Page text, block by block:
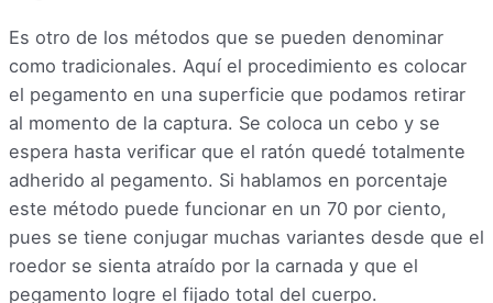
Es otro de los métodos que se pueden denominar
como tradicionales. Aquí el procedimiento es colocar
el pegamento en una superficie que podamos retirar
al momento de la captura. Se coloca un cebo y se
espera hasta verificar que el ratón quedé totalmente
adherido al pegamento. Si hablamos en porcentaje
este método puede funcionar en un 70 por ciento,
pues se tiene conjugar muchas variantes desde que el
roedor se sienta atraído por la carnada y que el
pegamento logre el fijado total del cuerpo.